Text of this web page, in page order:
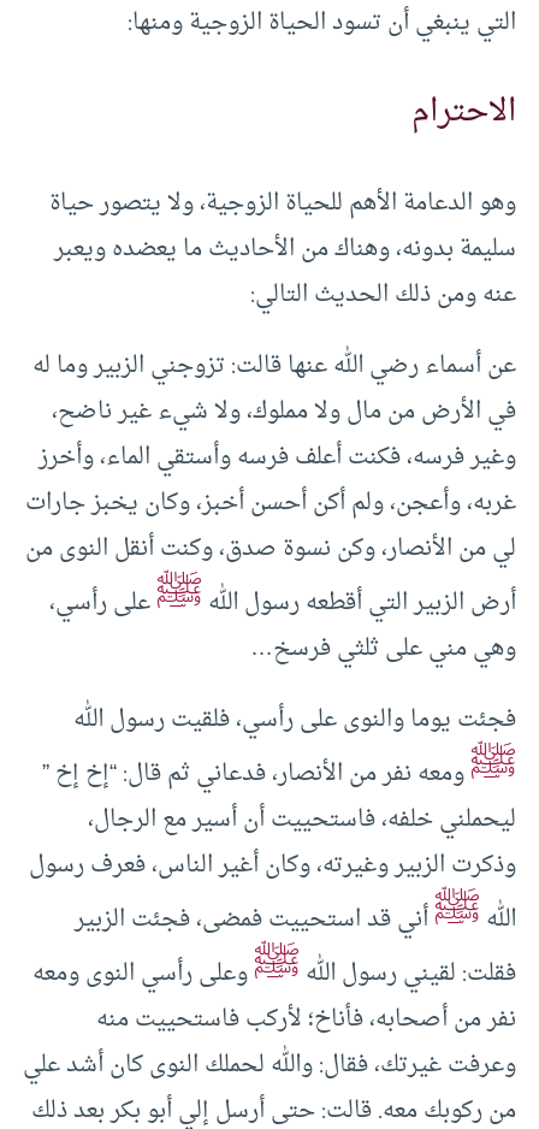
التي ينبغي أن تسود الحياة الزوجية ومنها:
الاحترام
وهو الدعامة الأهم للحياة الزوجية، ولا يتصور حياة
سليمة بدونه، وهناك من الأحاديث ما يعضده ويعبر
عنه ومن ذلك الحديث التالي:
عن أسماء رضي الله عنها قالت: تزوجني الزبير وما له
في الأرض من مال ولا مملوك، ولا شيء غير ناضح،
وغير فرسه، فكنت أعلف فرسه وأستقي الماء، وأخرز
غربه، وأعجن، ولم أكن أحسن أخبز، وكان يخبز جارات
لي من الأنصار، وكن نسوة صدق، وكنت أنقل النوى من
أرض الزبير التي أقطعه رسول اللهﷺعلى رأسي،
وهي مني على ثلثي فرسخ…
فجئت يوما والنوى على رأسي، فلقيت رسول الله
ﷺومعه نفر من الأنصار، فدعاني ثم قال: “إخ إخ ”
ليحملني خلفه، فاستحييت أن أسير مع الرجال،
وذكرت الزبير وغيرته، وكان أغير الناس، فعرف رسول
اللهﷺأني قد استحييت فمضى، فجئت الزبير
فقلت: لقيني رسول اللهﷺوعلى رأسي النوى ومعه
نفر من أصحابه، فأناخ؛ لأركب فاستحييت منه
وعرفت غيرتك، فقال: والله لحملك النوى كان أشد علي
من ركوبك معه. قالت: حتى أرسل إلي أبو بكر بعد ذلك